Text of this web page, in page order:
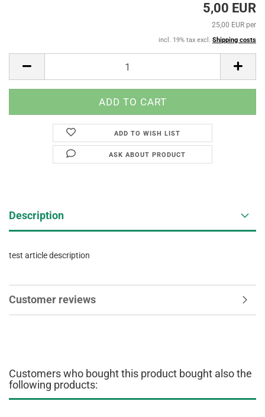
5,00 EUR
25,00 EUR per
incl. 19% tax excl. Shipping costs
ADD TO WISH LIST
ASK ABOUT PRODUCT
Description
test article description
Customer reviews
Customers who bought this product bought also the
following products: